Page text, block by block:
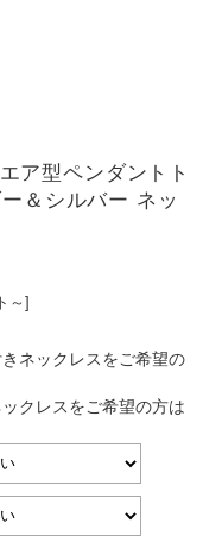
ア型ペンダントト
＆シルバー ネッ
～]
ネックレスをご希望の
クレスをご希望の方は